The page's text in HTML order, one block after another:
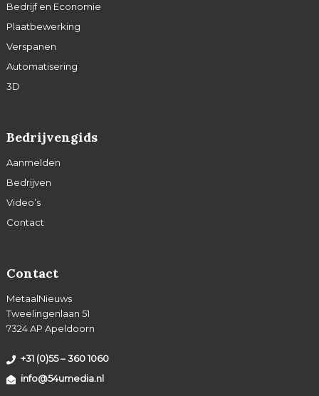
Bedrijf en Economie
Plaatbewerking
Verspanen
Automatisering
3D
Bedrijvengids
Aanmelden
Bedrijven
Video’s
Contact
Contact
MetaalNieuws
Tweelingenlaan 51
7324 AP Apeldoorn
+31 (0)55 – 360 1060
info@54umedia.nl